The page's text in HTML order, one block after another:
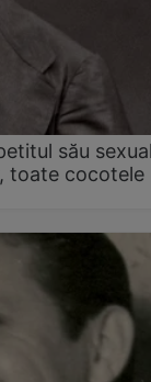
său
toate cocotele